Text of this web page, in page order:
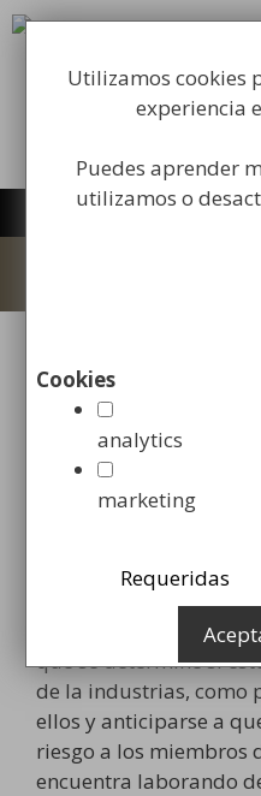
Saltar
contenido
Objetivos y
higiene
14 febrero, 2018 por
importante dentro del
seguridad misma de
esencial que los
que se determine si
de la industrias, como
ellos y anticiparse a
riesgo a los miembros
encuentra laborando
Utilizamos cookies
experiencia
Puedes aprender
utilizamos o
Cookies
analytics
marketing
Requeridas